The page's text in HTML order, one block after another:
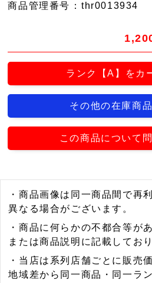
商品管理番号 ：thr0013934
ランク【A】をカ
その他の在庫商
この商品について
・商品画像は同一商品間で再
異なる場合がございます。
・商品に何らかの不都合等が
または商品説明に記載しており
・当店は系列店舗ごとに販売
地域差から同一商品・同一ラ